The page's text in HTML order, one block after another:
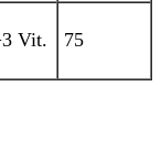
Vit. 75